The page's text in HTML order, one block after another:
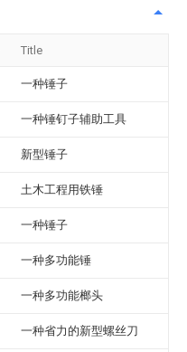
Title
一种锤子
一种锤钉子辅助工具
新型锤子
土木工程用铁锤
一种锤子
一种多功能锤
一种多功能榔头
一种省力的新型螺丝刀